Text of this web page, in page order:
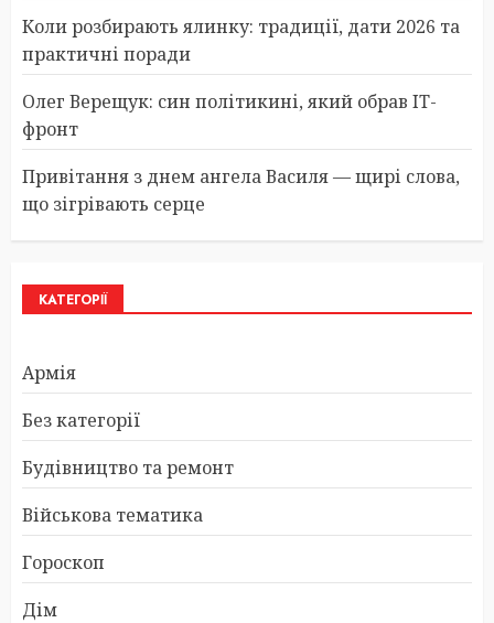
Коли розбирають ялинку: традиції, дати 2026 та
практичні поради
Олег Верещук: син політикині, який обрав IT-
фронт
Привітання з днем ангела Василя — щирі слова,
що зігрівають серце
КАТЕГОРІЇ
Армія
Без категорії
Будівництво та ремонт
Військова тематика
Гороскоп
Дім